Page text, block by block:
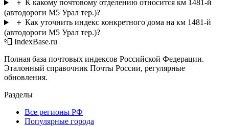
＋ К какому почтовому отделению относится км 1481-й
(автодороги М5 Урал тер.)?
＋ Как уточнить индекс конкретного дома на км 1481-й
(автодороги М5 Урал тер.)?
📮 IndexBase.ru
Полная база почтовых индексов Российской Федерации.
Эталонный справочник Почты России, регулярные
обновления.
Разделы
Все регионы РФ
Популярные города